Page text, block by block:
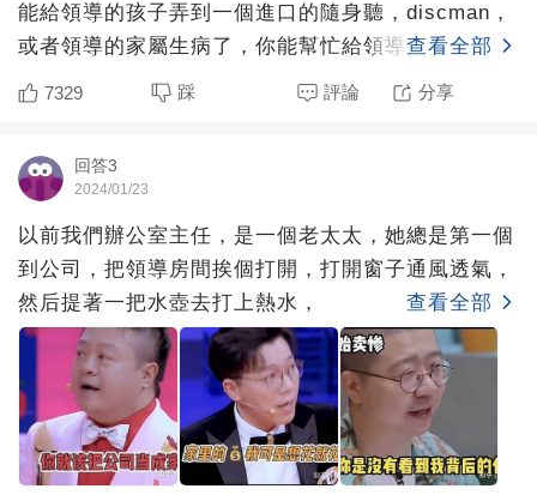
能給領導的孩子弄到一個進口的隨身聽，discman，
或者領導的家屬生病了，你能幫忙給領導掛到協和醫
院的專
查看全部
7329 踩 評論 分享
回答3
2024/01/23
以前我們辦公室主任，是一個老太太，她總是第一個
到公司，把領導房間挨個打開，打開窗子通風透氣，
然后提著一把水壺去打上熱水，
查看全部